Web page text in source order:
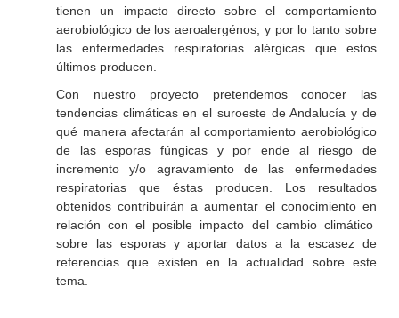
tienen un impacto directo sobre el comportamiento
aerobiológico de los aeroalergénos, y por lo tanto sobre
las enfermedades respiratorias alérgicas que estos
últimos producen.
Con nuestro proyecto pretendemos conocer las
tendencias climáticas en el suroeste de Andalucía y de
qué manera afectarán al comportamiento aerobiológico
de las esporas fúngicas y por ende al riesgo de
incremento y/o agravamiento de las enfermedades
respiratorias que éstas producen. Los resultados
obtenidos contribuirán a aumentar el conocimiento en
relación con el posible impacto del cambio climático
sobre las esporas y aportar datos a la escasez de
referencias que existen en la actualidad sobre este
tema.